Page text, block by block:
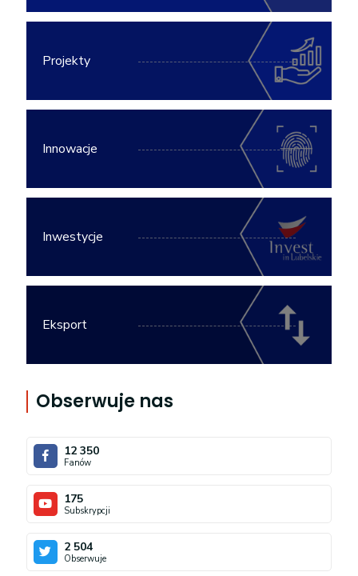
Projekty
Innowacje
Inwestycje
Eksport
Obserwuje nas
12 350
Fanów
175
Subskrypcji
2 504
Obserwuje